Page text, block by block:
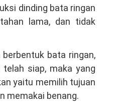
dinding bata ringan
lama, dan tidak
bata ringan,
siap, maka yang
yaitu memilih tujuan
memakai benang.